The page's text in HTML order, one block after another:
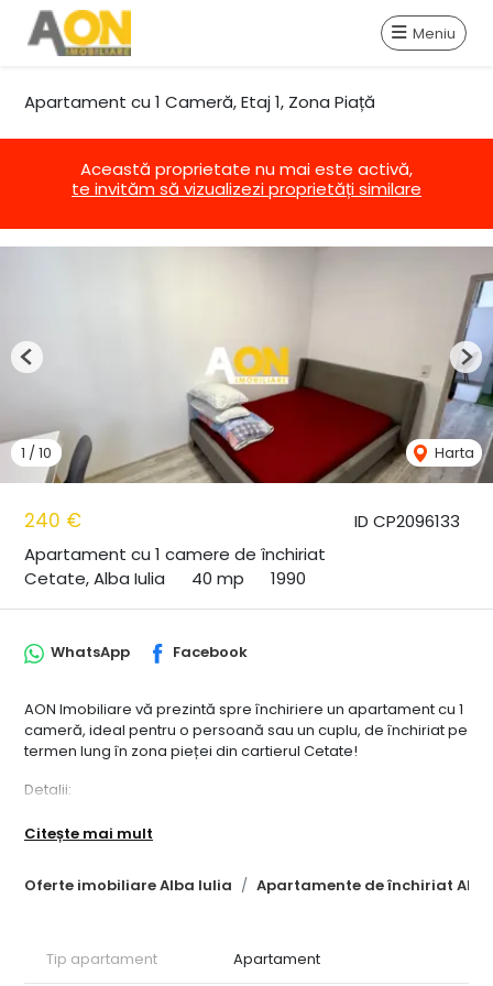
Meniu
Apartament cu 1 Cameră, Etaj 1, Zona Piață
Această proprietate nu mai este activă,
te invităm să vizualizezi proprietăți similare
ID CP2096133
240 €
Apartament cu 1 camere de închiriat
Cetate, Alba Iulia
40 mp 1990
1 / 10 Harta
Previous
Oferte imobiliare Alba Iulia Apartamente de închiriat
WhatsApp Facebook
AON Imobiliare vă prezintă spre închiriere un apartament cu 1
cameră, ideal pentru o persoană sau un cuplu, de închiriat pe
termen lung în zona pieței din cartierul Cetate!
Detalii:
* Suprafață utilă: 40 mp
* Etaj: 1
* Mobilare: Complet mobilat și utilat, cu dotări precum masă
* Localizare: Situat într-o clădire cu regim de înălțime redus,
la doar câteva minute de mers pe jos de piața din cartierul
Citește mai mult
Tip apartament Apartament